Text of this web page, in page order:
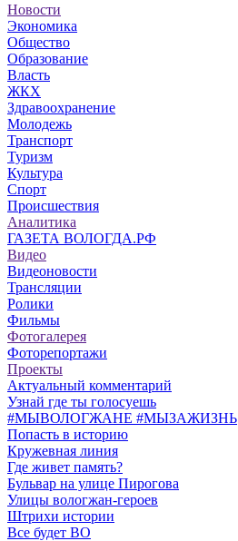
Новости
Экономика
Общество
Образование
Власть
ЖКХ
Здравоохранение
Молодежь
Транспорт
Туризм
Культура
Спорт
Происшествия
Аналитика
ГАЗЕТА ВОЛОГДА.РФ
Видео
Видеоновости
Трансляции
Ролики
Фильмы
Фотогалерея
Фоторепортажи
Проекты
Актуальный комментарий
Узнай где ты голосуешь
#МЫВОЛОГЖАНЕ #МЫЗАЖИЗНЬ
Попасть в историю
Кружевная линия
Где живет память?
Бульвар на улице Пирогова
Улицы вологжан-героев
Штрихи истории
Все будет ВО